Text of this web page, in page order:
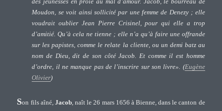
Moudon, se voit ainsi sollicité par une femme de Denezy ; elle
voudrait oublier Jean Pierre Crisinel, pour qui elle a trop
d’amitié. Qu’à cela ne tienne ; elle n’a qu’à faire une offrande
sur les papistes, comme le relate la cliente, ou un demi batz au
nom de Dieu, dit de son côté Jacob. Et comme il est homme
d’ordre, il ne manque pas de l’inscrire sur son livre». (Eugène
Olivier)
Son fils aîné, Jacob, naît le 26 mars 1656 à Bienne, dans le canton de